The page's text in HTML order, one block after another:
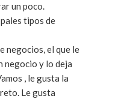
un poco.
tipos de
negocios, el que le
negocio y lo deja
, le gusta la
Le gusta